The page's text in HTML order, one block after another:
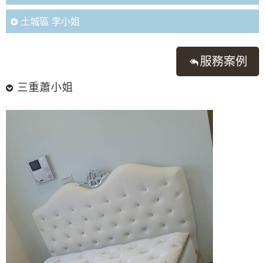
土城區 李小姐
服務案例
三重蕭小姐